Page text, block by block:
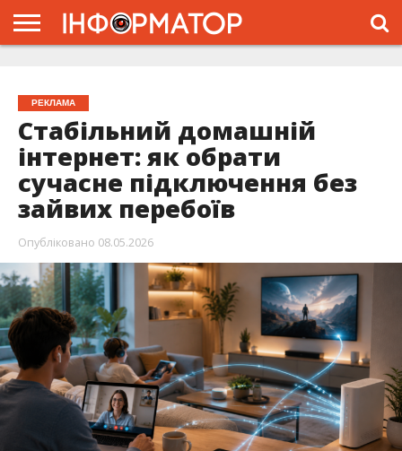
РЕКЛАМА
Стабільний домашній
інтернет: як обрати
сучасне підключення без
зайвих перебоїв
Опубліковано 08.05.2026